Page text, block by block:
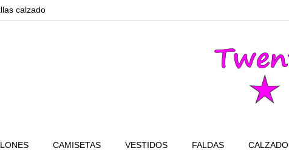
calzado
CAMISETAS VESTIDOS FALDAS CALZADO